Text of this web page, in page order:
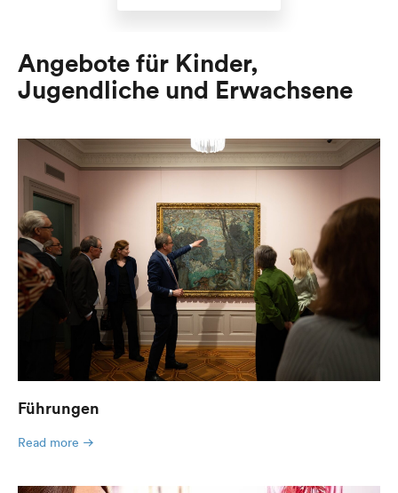
Angebote für Kinder,
Jugendliche und Erwachsene
Führungen
Read more